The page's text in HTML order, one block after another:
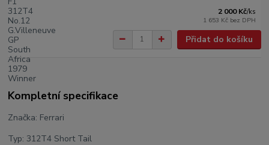
2 000 Kč/ks
1 653 Kč bez DPH
Přidat do košíku
Kompletní specifikace
Značka: Ferrari
Typ: 312T4 Short Tail